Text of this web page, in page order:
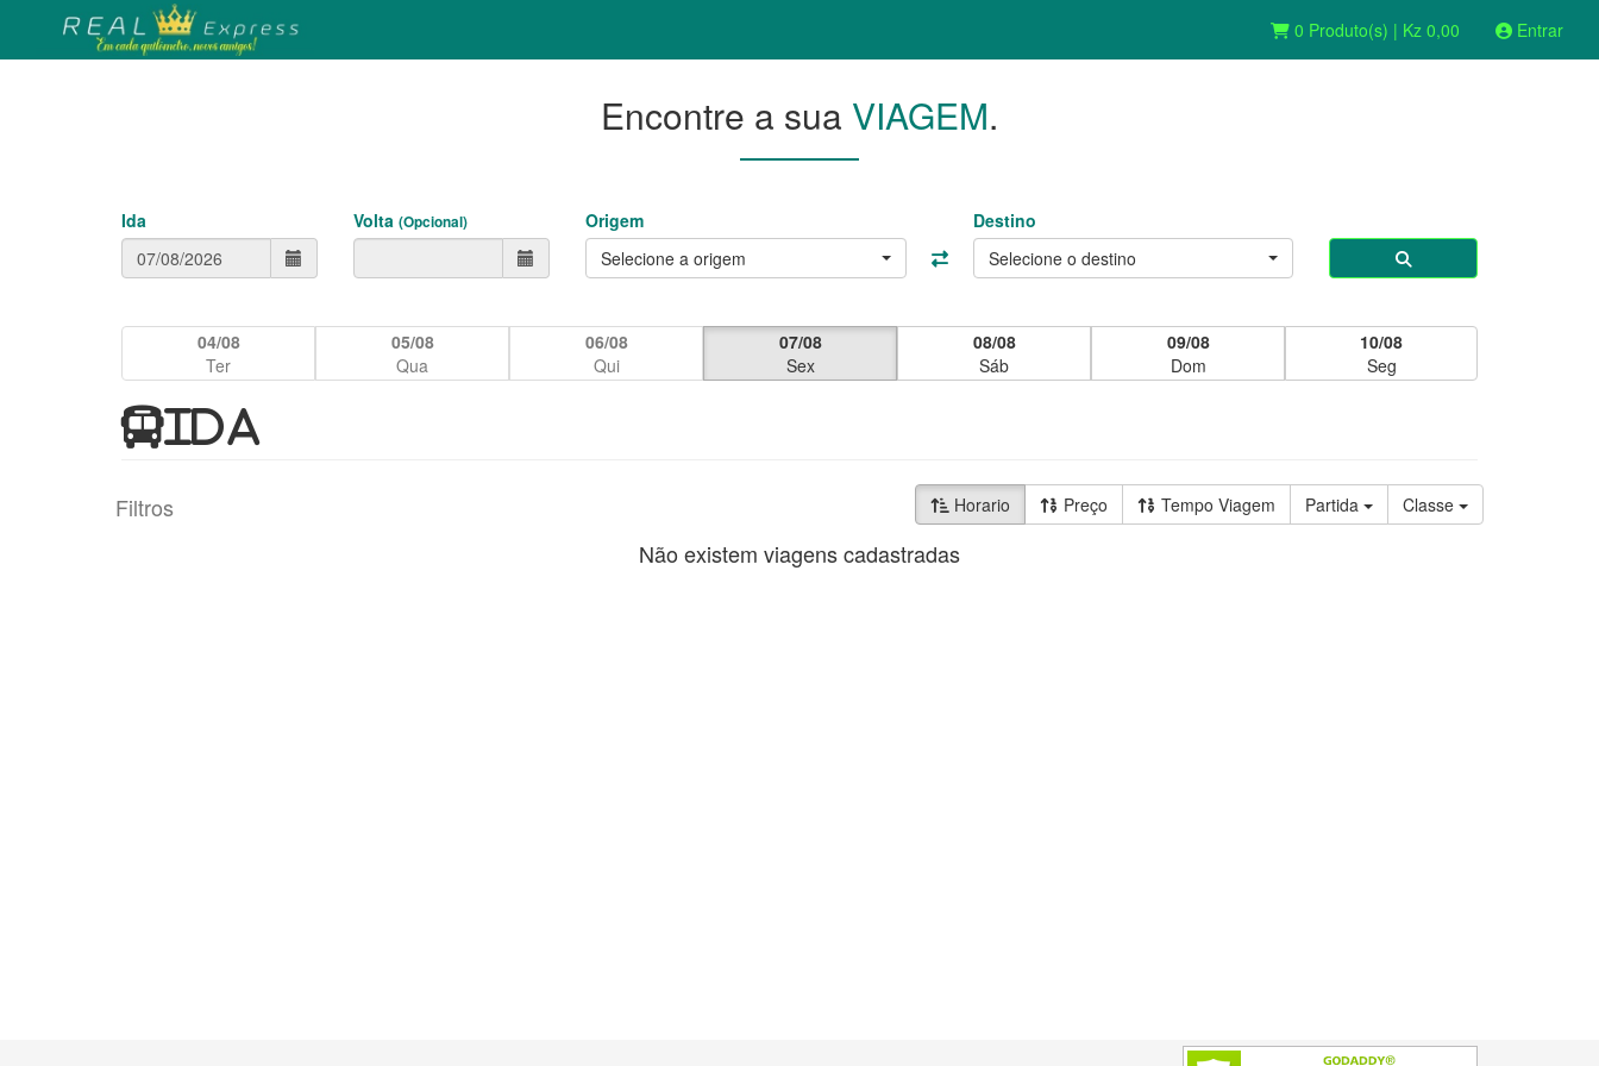
0 Produto(s) | Kz 0,00 Entrar
Encontre a sua VIAGEM.
Ida Volta (Opcional)
Origem
Selecione a origem
Destino
Selecione o destino
04/08
Ter
05/08
Qua
06/08
Qui
07/08
Sex
08/08
Sáb
09/08
Dom
10/08
Seg
IDA
Filtros Horario Preço Tempo Viagem Partida Classe
Não existem viagens cadastradas